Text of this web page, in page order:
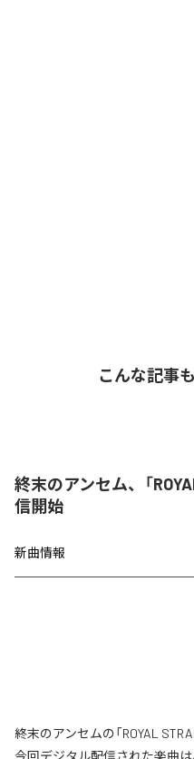
こんな記事
終末のアンセム、「
信開始
新曲情報
終末のアンセムの「ROYAL